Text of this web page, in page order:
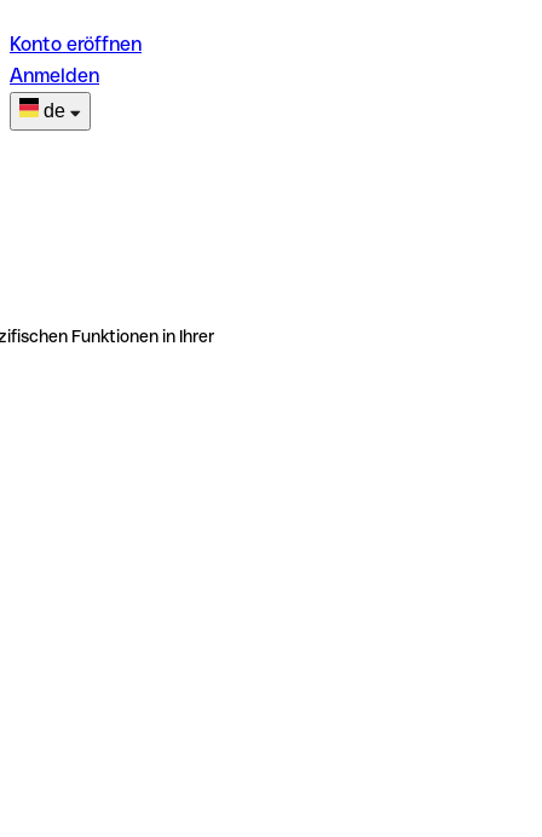
Konto eröffnen
Anmelden
de
Funktionen in Ihrer